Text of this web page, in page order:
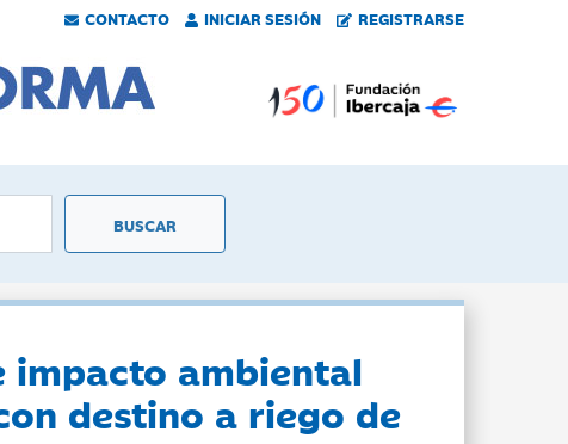
CONTACTO INICIAR SESIÓN REGISTRARSE
impacto ambiental
destino a riego de